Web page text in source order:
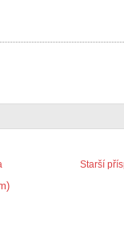
Starší